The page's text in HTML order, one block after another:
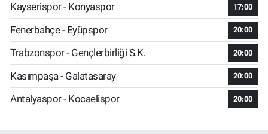
Kayserispor - Konyaspor
17:00
Fenerbahçe - Eyüpspor 20:00
Trabzonspor - Gençlerbirliği S.K. 20:00
Kasımpaşa - Galatasaray 20:00
Antalyaspor - Kocaelispor 20:00